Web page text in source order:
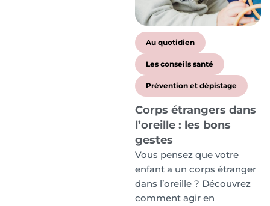
Au quotidien
Les conseils santé
Prévention et dépistage
Corps étrangers dans
l’oreille : les bons
gestes
Vous pensez que votre
enfant a un corps étranger
dans l’oreille ? Découvrez
comment agir en